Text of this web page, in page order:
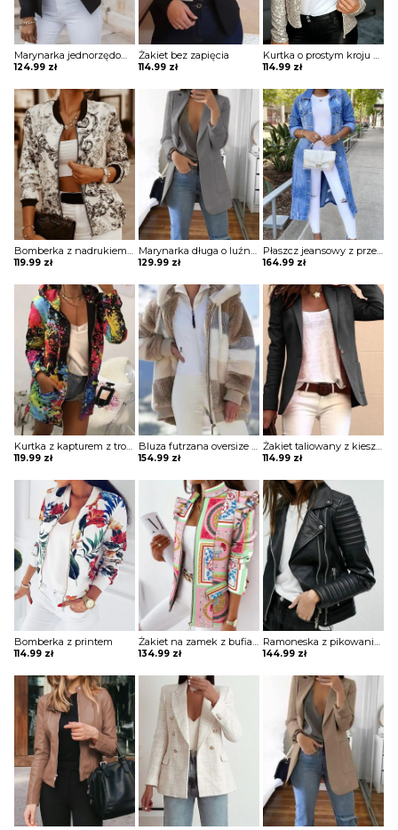
Marynarka jednorzędowa z ozdobnymi guzikami
124.99 zł
Żakiet bez zapięcia
114.99 zł
Kurtka o prostym kroju z cekinami
114.99 zł
Bomberka z nadrukiem na zamek
119.99 zł
Marynarka długa o luźnym kroju z kieszeniami
129.99 zł
Płaszcz jeansowy z przetarciami
164.99 zł
Kurtka z kapturem z troczkami
119.99 zł
Bluza futrzana oversize z kapturem
154.99 zł
Żakiet taliowany z kieszeniami
114.99 zł
Bomberka z printem
114.99 zł
Żakiet na zamek z bufiastymi rękawami i stójką
134.99 zł
Ramoneska z pikowaniem i zamkami
144.99 zł